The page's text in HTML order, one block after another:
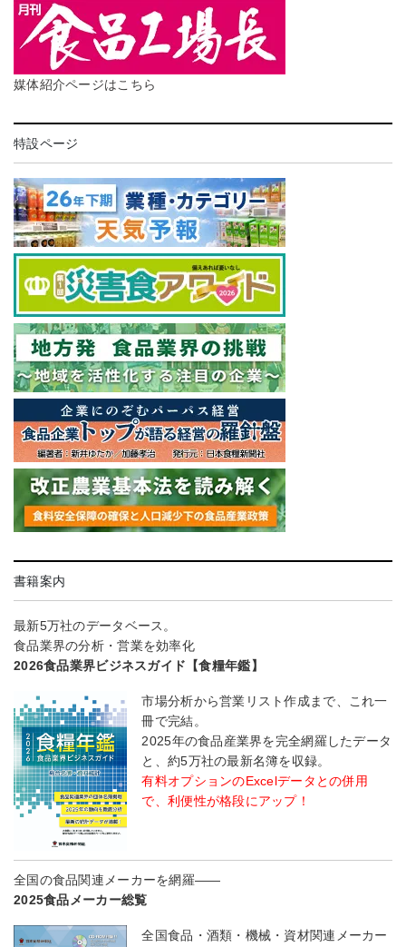
媒体紹介ページはこちら
特設ページ
書籍案内
最新5万社のデータベース。
食品業界の分析・営業を効率化
2026食品業界ビジネスガイド【食糧年鑑】
市場分析から営業リスト作成まで、これ一
冊で完結。
2025年の食品産業界を完全網羅したデータ
と、約5万社の最新名簿を収録。
有料オプションのExcelデータとの併用
で、利便性が格段にアップ！
全国の食品関連メーカーを網羅――
2025食品メーカー総覧
全国食品・酒類・機械・資材関連メーカー